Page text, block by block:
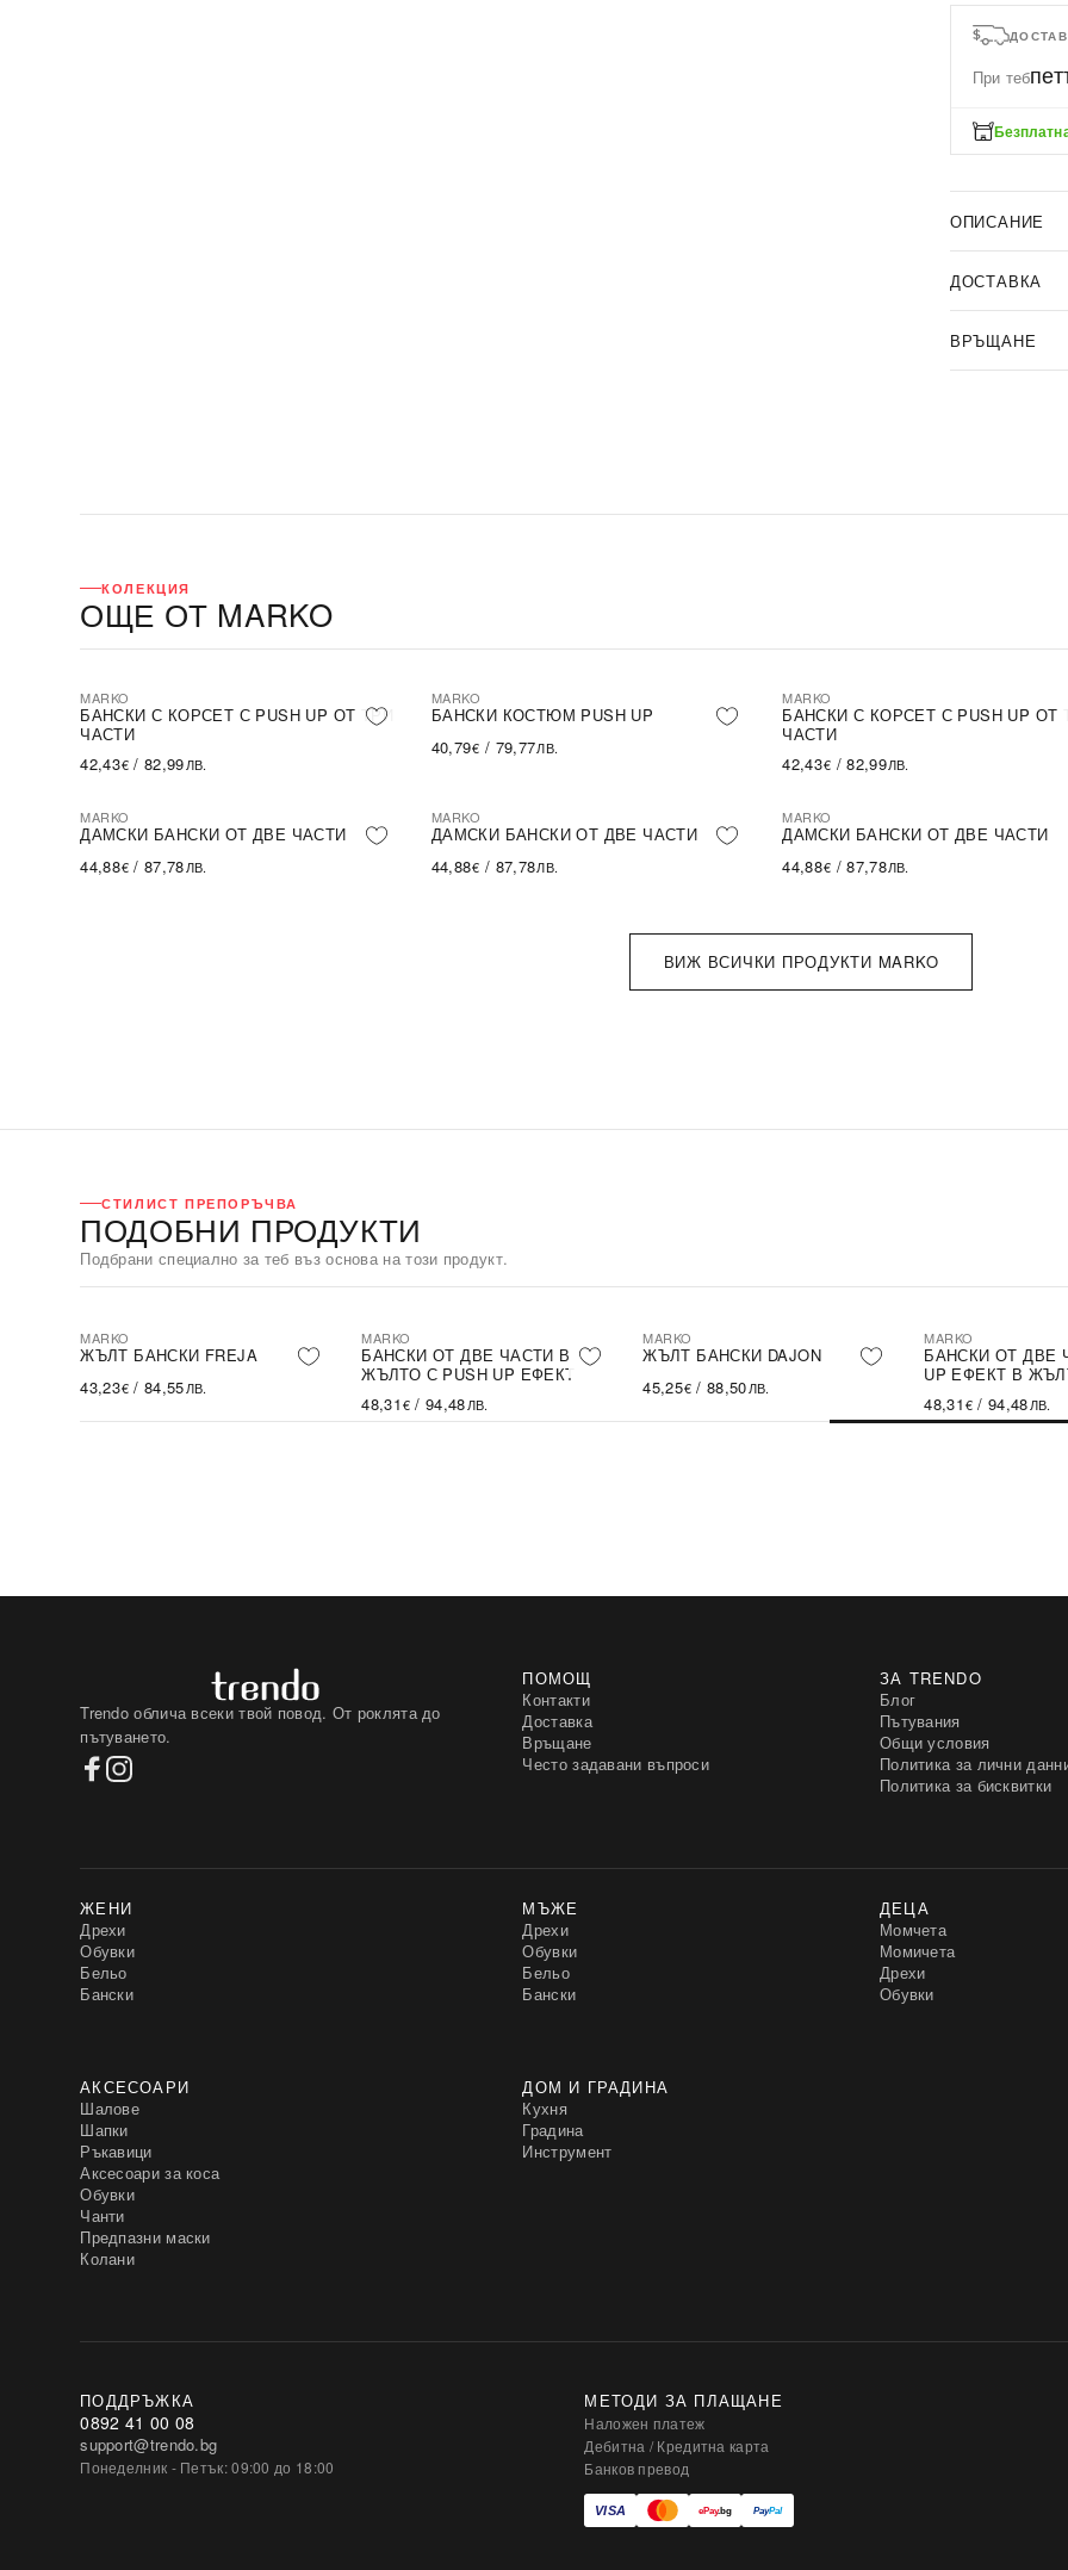
При теб
ОПИСАНИЕ
ДОСТАВКА
ВРЪЩАНЕ
КОЛЕКЦИЯ
ОЩЕ ОТ MARKO
MARKO
БАНСКИ С КОРСЕТ С PUSH UP ОТ ТРИ
ЧАСТИ
42,43€ /82,99ЛВ.
MARKO
БАНСКИ КОСТЮМ PUSH UP
40,79€ / 79,77ЛВ.
MARKO
БАНСКИ С КОРСЕТ С PUSH UP ОТ
ЧАСТИ
42,43€ /82,99ЛВ.
MARKO
ДАМСКИ БАНСКИ ОТ ДВЕ ЧАСТИ
44,88€ /87,78ЛВ.
MARKO
ДАМСКИ БАНСКИ ОТ ДВЕ ЧАСТИ
44,88€ / 87,78ЛВ.
MARKO
ДАМСКИ БАНСКИ ОТ ДВЕ ЧАСТИ
44,88€ /87,78ЛВ.
ВИЖ ВСИЧКИ ПРОДУКТИ MARKO
СТИЛИСТ ПРЕПОРЪЧВА
ПОДОБНИ ПРОДУКТИ
Подбрани специално за теб въз основа на този продукт.
MARKO
ЖЪЛТ БАНСКИ FREJA
43,23€ /84,55ЛВ.
MARKO
БАНСКИ ОТ ДВЕ ЧАСТИ В
ЖЪЛТО С PUSH UP ЕФЕКТ
48,31€ /94,48ЛВ.
MARKO
ЖЪЛТ БАНСКИ DAJON
45,25€ /88,50ЛВ.
MARKO
БАНСКИ ОТ ДВЕ
UP ЕФЕКТ В
48,31€ /94,48ЛВ.
Trendo облича всеки твой повод. От роклята до
пътуването.
ПОМОЩ
Контакти
Доставка
Връщане
Често задавани въпроси
ЗА TRENDO
Блог
Пътувания
Общи условия
Политика за лични
Политика за бисквитки
ЖЕНИ
Дрехи
Обувки
Бельо
Бански
МЪЖЕ
Дрехи
Обувки
Бельо
Бански
ДЕЦА
Момчета
Момичета
Дрехи
Обувки
АКСЕСОАРИ
Шалове
Шапки
Ръкавици
Аксесоари за коса
Обувки
Чанти
Предпазни маски
Колани
ДОМ И ГРАДИНА
Кухня
Градина
Инструмент
ПОДДРЪЖКА
0892 41 00 08
support@trendo.bg
Понеделник - Петък: 09:00 до 18:00
МЕТОДИ ЗА ПЛАЩАНЕ
Наложен платеж
Дебитна / Кредитна карта
Банков превод